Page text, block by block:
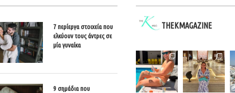
7 περίεργα στοιχεία που
ελκύουν τους άντρες σε
μία γυναίκα
9 σημάδια που
THEKMAGAZINE